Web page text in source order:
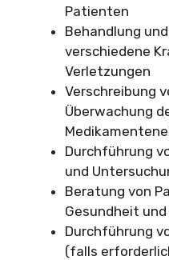
Patienten
Behandlung
verschiedene
Verletzungen
Verschreibung
Überwachung
Durchführung
und
Beratung von
Gesundheit
Durchführung
(falls